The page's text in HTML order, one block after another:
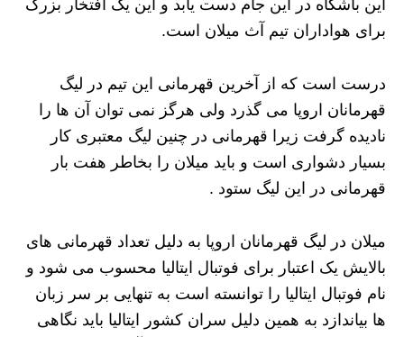
این باشگاه در این جام دست یابد و این یک افتخار بزرگ
برای هواداران تیم آث میلان است.
درست است که از آخرین قهرمانی این تیم در لیگ
قهرمانان اروپا می گذرد ولی هرگز نمی توان آن ها را
نادیده گرفت زیرا قهرمانی در چنین لیگ معتبری کار
بسیار دشواری است و باید میلان را بخاطر هفت بار
قهرمانی در این لیگ ستود .
میلان در لیگ قهرمانان اروپا به دلیل تعداد قهرمانی های
بالایش یک اعتبار برای فوتبال ایتالیا محسوب می شود و
نام فوتبال ایتالیا را توانسته است به تنهایی بر سر زبان
ها بیاندازد به همین دلیل سران کشور ایتالیا باید نگاهی